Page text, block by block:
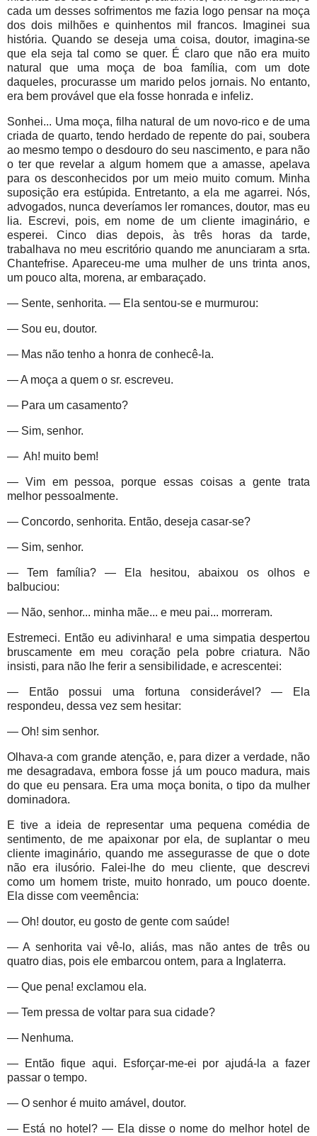
cada um desses sofrimentos me fazia logo pensar na moça
dos dois milhões e quinhentos mil francos. Imaginei sua
história. Quando se deseja uma coisa, doutor, imagina-se
que ela seja tal como se quer. É claro que não era muito
natural que uma moça de boa família, com um dote
daqueles, procurasse um marido pelos jornais. No entanto,
era bem provável que ela fosse honrada e infeliz.
Sonhei... Uma moça, filha natural de um novo-rico e de uma
criada de quarto, tendo herdado de repente do pai, soubera
ao mesmo tempo o desdouro do seu nascimento, e para não
o ter que revelar a algum homem que a amasse, apelava
para os desconhecidos por um meio muito comum. Minha
suposição era estúpida. Entretanto, a ela me agarrei. Nós,
advogados, nunca deveríamos ler romances, doutor, mas eu
lia. Escrevi, pois, em nome de um cliente imaginário, e
esperei. Cinco dias depois, às três horas da tarde,
trabalhava no meu escritório quando me anunciaram a srta.
Chantefrise. Apareceu-me uma mulher de uns trinta anos,
um pouco alta, morena, ar embaraçado.
— Sente, senhorita. — Ela sentou-se e murmurou:
— Sou eu, doutor.
— Mas não tenho a honra de conhecê-la.
— A moça a quem o sr. escreveu.
— Para um casamento?
— Sim, senhor.
— Ah! muito bem!
— Vim em pessoa, porque essas coisas a gente trata
melhor pessoalmente.
— Concordo, senhorita. Então, deseja casar-se?
— Sim, senhor.
— Tem família? — Ela hesitou, abaixou os olhos e
balbuciou:
— Não, senhor... minha mãe... e meu pai... morreram.
Estremeci. Então eu adivinhara! e uma simpatia despertou
bruscamente em meu coração pela pobre criatura. Não
insisti, para não lhe ferir a sensibilidade, e acrescentei:
— Então possui uma fortuna considerável? — Ela
respondeu, dessa vez sem hesitar:
— Oh! sim senhor.
Olhava-a com grande atenção, e, para dizer a verdade, não
me desagradava, embora fosse já um pouco madura, mais
do que eu pensara. Era uma moça bonita, o tipo da mulher
dominadora.
E tive a ideia de representar uma pequena comédia de
sentimento, de me apaixonar por ela, de suplantar o meu
cliente imaginário, quando me assegurasse de que o dote
não era ilusório. Falei-lhe do meu cliente, que descrevi
como um homem triste, muito honrado, um pouco doente.
Ela disse com veemência:
— Oh! doutor, eu gosto de gente com saúde!
— A senhorita vai vê-lo, aliás, mas não antes de três ou
quatro dias, pois ele embarcou ontem, para a Inglaterra.
— Que pena! exclamou ela.
— Tem pressa de voltar para sua cidade?
— Nenhuma.
— Então fique aqui. Esforçar-me-ei por ajudá-la a fazer
passar o tempo.
— O senhor é muito amável, doutor.
— Está no hotel? — Ela disse o nome do melhor hotel de